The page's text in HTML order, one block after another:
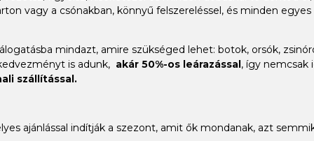
vagy a csónakban, könnyű felszereléssel, és minden
mindazt, amire szükséged lehet: botok, orsók,
is adunk, akár 50%-os leárazással, így nemcsak
szállítással.
ajánlással indítják a szezont, amit ők mondanak, azt